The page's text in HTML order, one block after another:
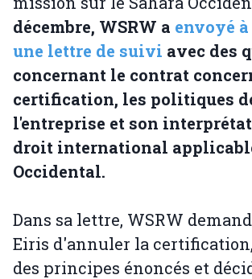
décembre, WSRW a envoyé
une lettre de suivi avec des
concernant le contrat
certification, les politiques
l'entreprise et son
droit international
Occidental.
Dans sa lettre, WSRW
Eiris d'annuler la
des principes énoncés et